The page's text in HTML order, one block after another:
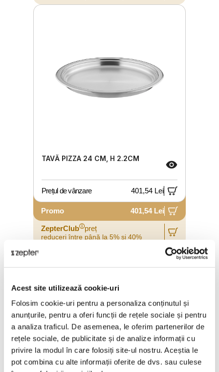
Acest site utilizează cookie-uri
Folosim cookie-uri pentru a personaliza conținutul și
anunțurile, pentru a oferi funcții de rețele sociale și pentru
a analiza traficul. De asemenea, le oferim partenerilor de
rețele sociale, de publicitate și de analize informații cu
privire la modul în care folosiți site-ul nostru. Aceștia le
pot combina cu alte informații oferite de dvs. sau culese
TAVĂ PIZZA 24 CM, H 2.2CM
Prețul de vânzare 401,54 Lei
Promo 401,54 Lei
ZepterClubⓘpreț
reduceri între până la 5% și 40%